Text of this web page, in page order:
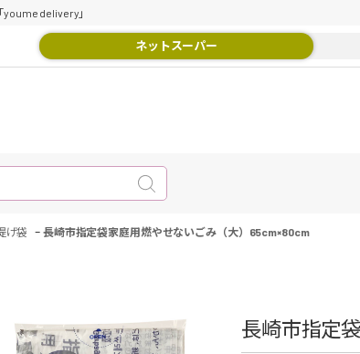
delivery」
ネットスーパー
げ袋 - 長崎市指定袋家庭用燃やせないごみ（大）65cm×80cm
長崎市指定